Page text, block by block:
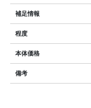
補足情報
程度
本体価格
備考